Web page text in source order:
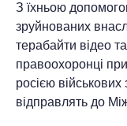
З їхньою
зруйнованих
терабайти відео
правоохоронці
росією військових
відправлять до